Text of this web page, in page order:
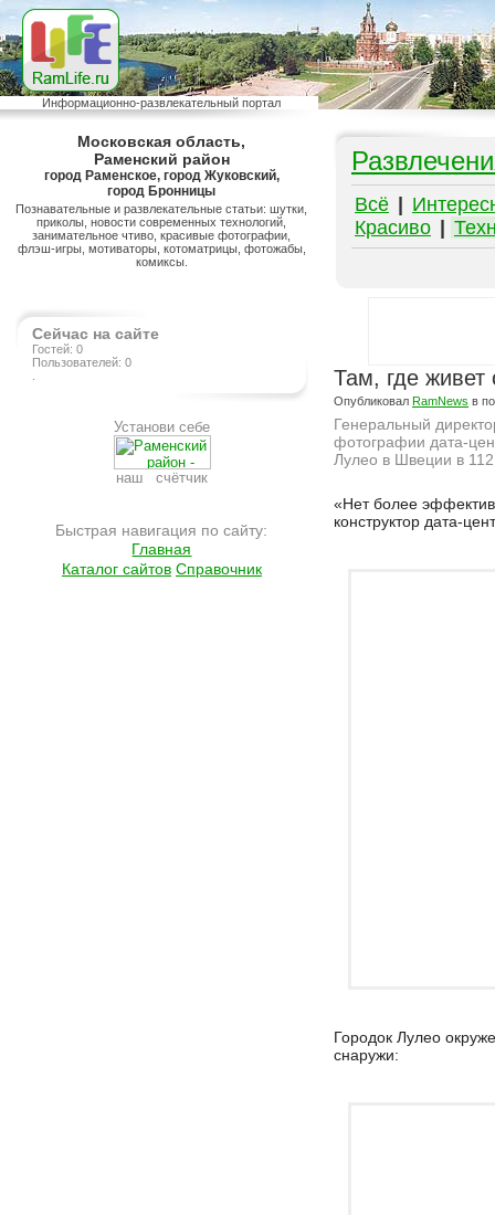
Информационно-развлекательный портал
Московская область,
Раменский район
город Раменское, город Жуковский,
город Бронницы
Познавательные и развлекательные статьи: шутки,
приколы, новости современных технологий,
занимательное чтиво, красивые фотографии,
флэш-игры, мотиваторы, котоматрицы, фотожабы,
комиксы.
Сейчас на сайте
Гостей: 0
Пользователей: 0
Установи себе
наш счётчик
Быстрая навигация по сайту:
Главная
Каталог сайтов Справочник
Всё
Красиво
Там, где живет
Опубликовал RamNews в
Генеральный
фотографии дата-
Лулео в Швеции в
«Нет более
конструктор дата-
Городок Лулео
снаружи: